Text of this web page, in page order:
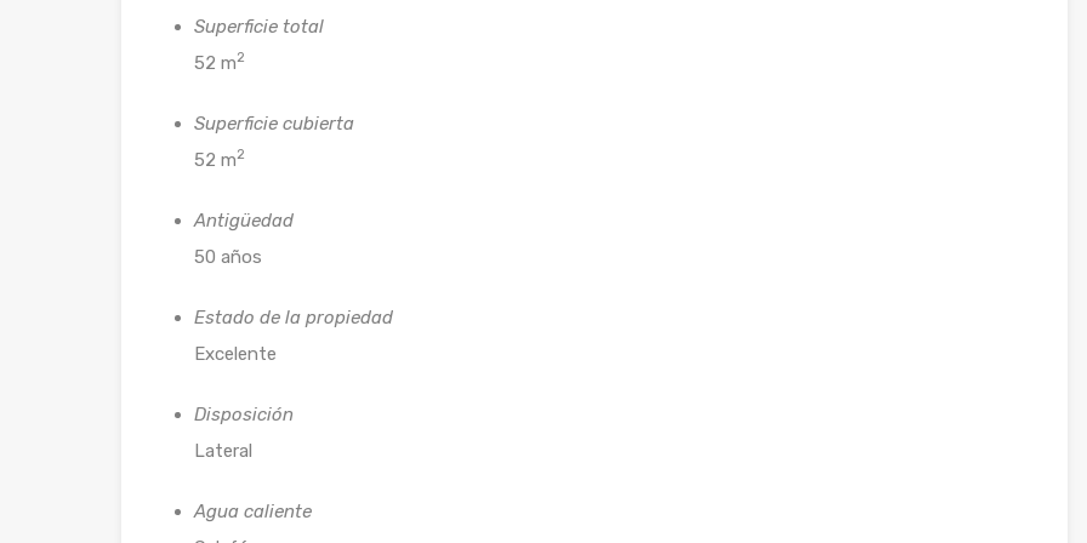
Superficie total
52 m2
Superficie cubierta
52 m2
Antigüedad
50 años
Estado de la propiedad
Excelente
Disposición
Lateral
Agua caliente